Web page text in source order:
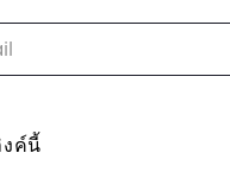
งค์นี้